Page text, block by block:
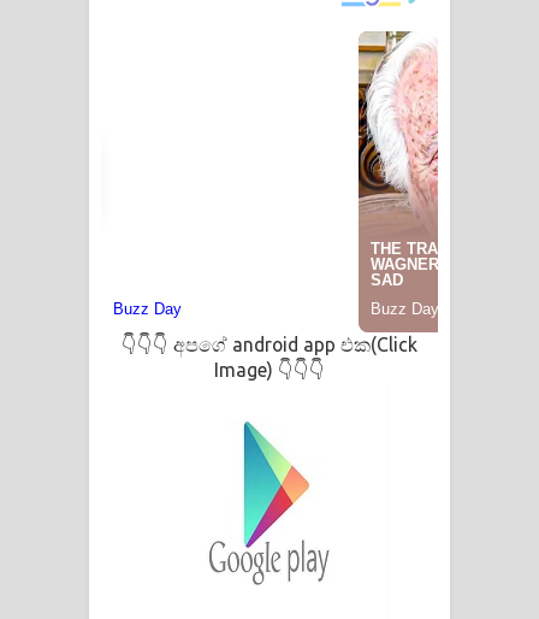
👇👇👇 අපගේ android app එක(Click
Image) 👇👇👇